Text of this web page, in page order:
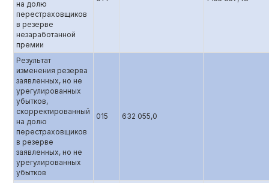
на долю
перестраховщиков
в резерве
незаработанной
премии
Результат
изменения резерва
заявленных, но не
урегулированных
убытков,
скорректированный
на долю
перестраховщиков
в резерве
заявленных, но не
урегулированных
убытков
015 632 055,0